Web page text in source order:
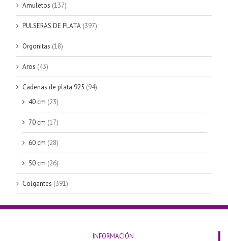
Amuletos (137)
PULSERAS DE PLATA (397)
Orgonitas (18)
Aros (43)
Cadenas de plata 925 (94)
40 cm (23)
70 cm (17)
60 cm (28)
50 cm (26)
Colgantes (391)
INFORMACIÓN